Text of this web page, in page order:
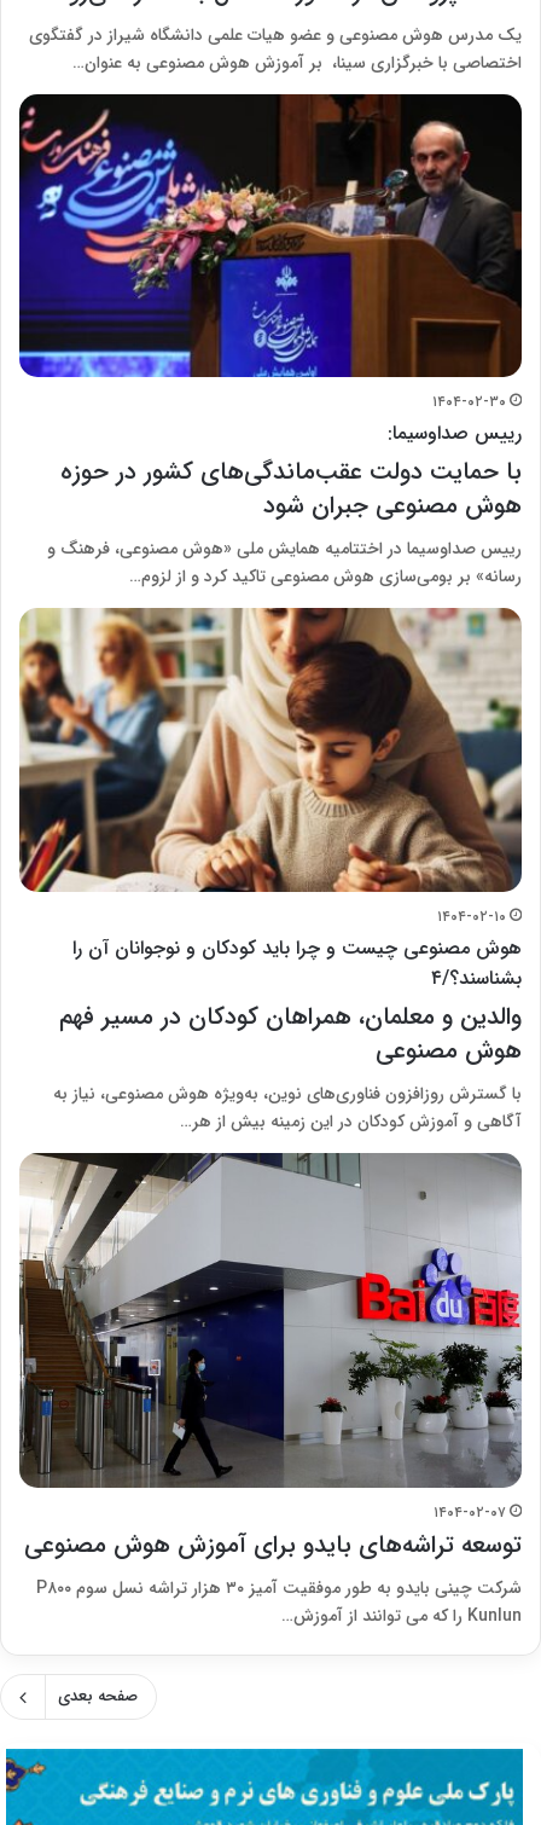
یک مدرس هوش مصنوعی و عضو هیات علمی دانشگاه شیراز در گفتگوی
اختصاصی با خبرگزاری سینا، بر آموزش هوش مصنوعی به عنوان…
۱۴۰۴-۰۲-۳۰
رییس صداوسیما:
با حمایت دولت عقب‌ماندگی‌های کشور در حوزه
هوش مصنوعی جبران شود
رییس صداوسیما در اختتامیه همایش ملی «هوش مصنوعی، فرهنگ و
رسانه» بر بومی‌سازی هوش مصنوعی تاکید کرد و از لزوم…
۱۴۰۴-۰۲-۱۰
هوش مصنوعی چیست و چرا باید کودکان و نوجوانان آن را
بشناسند؟/۴
والدین و معلمان، همراهان کودکان در مسیر فهم
هوش مصنوعی
با گسترش روزافزون فناوری‌های نوین، به‌ویژه هوش مصنوعی، نیاز به
آگاهی و آموزش کودکان در این زمینه بیش از هر…
۱۴۰۴-۰۲-۰۷
توسعه تراشه‌های بایدو برای آموزش هوش مصنوعی
شرکت چینی بایدو به طور موفقیت آمیز ۳۰ هزار تراشه نسل سوم P۸۰۰
Kunlun را که می توانند از آموزش…
صفحه بعدی